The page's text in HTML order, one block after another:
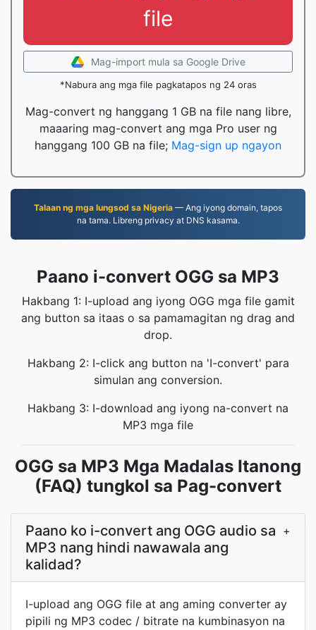
file
Mag-import mula sa Google Drive
*Nabura ang mga file pagkatapos ng 24 oras
Mag-convert ng hanggang 1 GB na file nang libre,
maaaring mag-convert ang mga Pro user ng
hanggang 100 GB na file; Mag-sign up ngayon
Talaan ng mga lungsod sa Nigeria — Ang iyong domain, tapos
na tama. Libreng privacy at DNS kasama.
Paano i-convert OGG sa MP3
Hakbang 1: I-upload ang iyong OGG mga file gamit
ang button sa itaas o sa pamamagitan ng drag and
drop.
Hakbang 2: I-click ang button na 'I-convert' para
simulan ang conversion.
Hakbang 3: I-download ang iyong na-convert na
MP3 mga file
OGG sa MP3 Mga Madalas Itanong
(FAQ) tungkol sa Pag-convert
Paano ko i-convert ang OGG audio sa
MP3 nang hindi nawawala ang
kalidad?
+
I-upload ang OGG file at ang aming converter ay
pipili ng MP3 codec / bitrate na kumbinasyon na